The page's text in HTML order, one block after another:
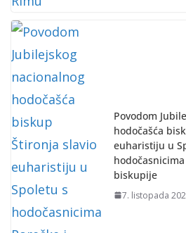
Povodom
hodočašća
euharistiju u
biskupije
7. listopada